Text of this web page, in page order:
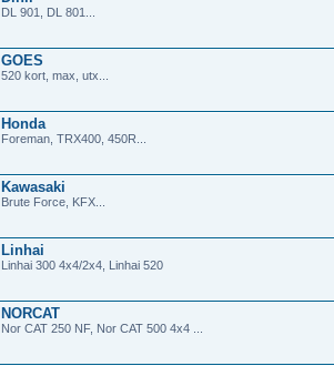
DL 901, DL 801...
GOES
520 kort, max, utx...
Honda
Foreman, TRX400, 450R...
Kawasaki
Brute Force, KFX...
Linhai
Linhai 300 4x4/2x4, Linhai 520
NORCAT
Nor CAT 250 NF, Nor CAT 500 4x4 ...